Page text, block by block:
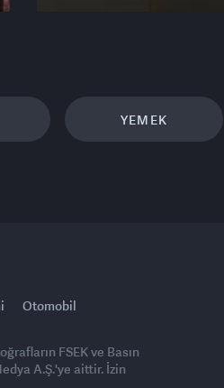
YEMEK
Otomobil
FSEK ve Basın
A.Ş.'ye aittir. İzin